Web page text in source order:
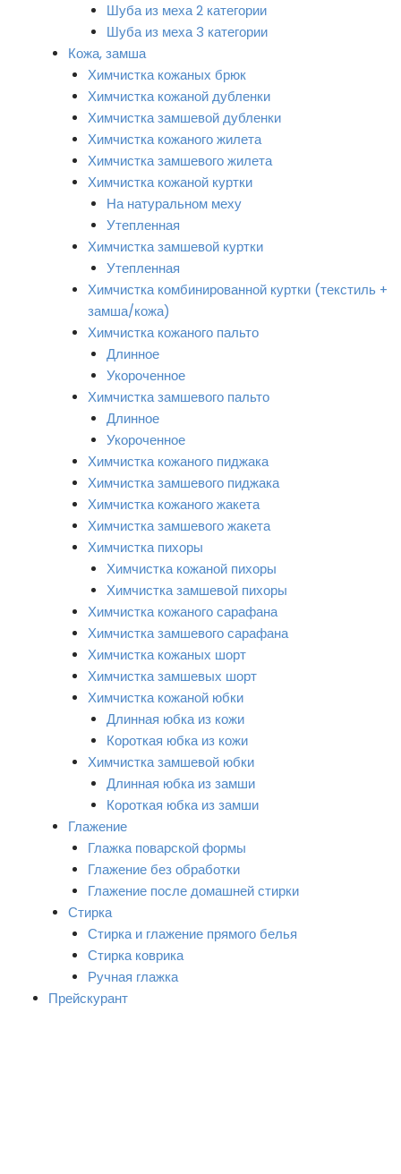
Шуба из меха 2 категории
Шуба из меха 3 категории
Кожа, замша
Химчистка кожаных брюк
Химчистка кожаной дубленки
Химчистка замшевой дубленки
Химчистка кожаного жилета
Химчистка замшевого жилета
Химчистка кожаной куртки
На натуральном меху
Утепленная
Химчистка замшевой куртки
Утепленная
Химчистка комбинированной куртки (текстиль +
замша/кожа)
Химчистка кожаного пальто
Длинное
Укороченное
Химчистка замшевого пальто
Длинное
Укороченное
Химчистка кожаного пиджака
Химчистка замшевого пиджака
Химчистка кожаного жакета
Химчистка замшевого жакета
Химчистка пихоры
Химчистка кожаной пихоры
Химчистка замшевой пихоры
Химчистка кожаного сарафана
Химчистка замшевого сарафана
Химчистка кожаных шорт
Химчистка замшевых шорт
Химчистка кожаной юбки
Длинная юбка из кожи
Короткая юбка из кожи
Химчистка замшевой юбки
Длинная юбка из замши
Короткая юбка из замши
Глажение
Глажка поварской формы
Глажение без обработки
Глажение после домашней стирки
Стирка
Стирка и глажение прямого белья
Стирка коврика
Ручная глажка
Прейскурант